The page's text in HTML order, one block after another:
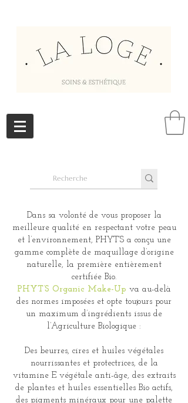
Dans sa volonté de vous proposer la
meilleure qualité en respectant votre peau
et l’environnement, PHYT’S a conçu une
gamme complète de maquillage d’origine
naturelle, la première entièrement
certifiée Bio.
PHYT’S Organic Make-Up va au-delà
des normes imposées et opte toujours pour
un maximum d’ingrédients issus de
l’Agriculture Biologique :
Des beurres, cires et huiles végétales
nourrissantes et protectrices, de la
vitamine E végétale anti-âge, des extraits
de plantes et huiles essentielles Bio actifs,
des pigments minéraux pour une palette